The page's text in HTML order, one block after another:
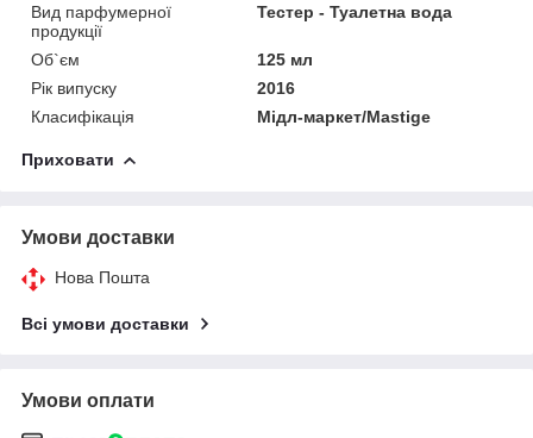
Вид парфумерної
продукції
Тестер - Туалетна вода
Об`єм
125 мл
Рік випуску
2016
Класифікація
Мідл-маркет/Mastige
Приховати
Умови доставки
Нова Пошта
Всі умови доставки
Умови оплати